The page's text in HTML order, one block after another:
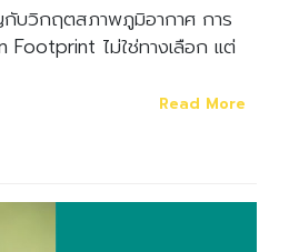
บวิกฤตสภาพภูมิอากาศ การ
Footprint ไม่ใช่ทางเลือก แต่
Read More